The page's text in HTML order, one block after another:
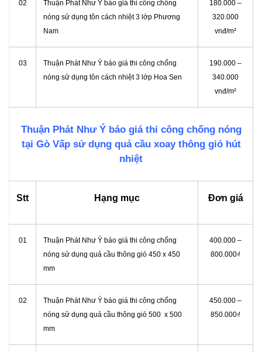
02
Thuận Phát Như Ý báo giá thi công chống
nóng sử dụng tôn cách nhiệt 3 lớp Phương
Nam
180.000 –
320.000
vnđ/m²
03
Thuận Phát Như Ý báo giá thi công chống
nóng sử dụng tôn cách nhiệt 3 lớp Hoa Sen
190.000 –
340.000
vnđ/m²
Thuận Phát Như Ý báo giá thi công chống nóng
tại Gò Vấp sử dụng quả cầu xoay thông gió hút
nhiệt
Stt Hạng mục Đơn giá
01
Thuận Phát Như Ý báo giá thi công chống
nóng sử dụng quả cầu thông gió 450 x 450
mm
400.000 –
800.000₫
02
Thuận Phát Như Ý báo giá thi công chống
nóng sử dụng quả cầu thông gió 500 x 500
mm
450.000 –
850.000₫